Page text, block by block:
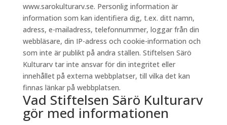
www.sarokulturarv.se. Personlig information är
information som kan identifiera dig, t.ex. ditt namn,
adress, e-mailadress, telefonnummer, loggar från din
webbläsare, din IP-adress och cookie-information och
som inte är publikt på andra ställen. Stiftelsen Särö
Kulturarv tar inte ansvar för din integritet eller
innehållet på externa webbplatser, till vilka det kan
finnas länkar på webbplatsen.
Vad Stiftelsen Särö Kulturarv
gör med informationen